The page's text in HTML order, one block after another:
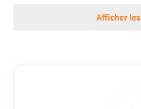
Afficher